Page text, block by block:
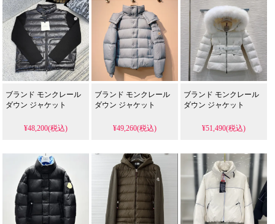
ブランド モンクレール
ダウン ジャケット
¥48,200(税込)
ブランド モンクレール
ダウン ジャケット
¥49,260(税込)
ブランド モンクレール
ダウン ジャケット
¥51,490(税込)